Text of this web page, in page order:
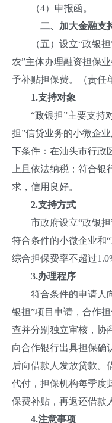
（4）申报函。
二、加大金融支
（五）设立“政银担”
农”主体办理融资担保
予补贴担保费。（责任
1.支持对象
“政银担”主要支持对
担”信贷业务的小微企
下条件：在汕头市行政
上且依法纳税；符合
求，信用良好。
2.支持方式
市政府设立“政银担”
符合条件的小微企业和
综合担保费率不超过
3.办理程序
符合条件的申请人向
银担”项目申请，合作
查并分别独立审核，协
向合作银行出具担保确
后向借款人发放贷款。
代付，担保机构每季度
保费补贴，再返还借款
4.注意事项